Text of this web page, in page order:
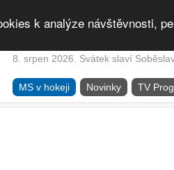
k analýze návštěvnosti,
8. srpen 2026. Svátek slaví
MS v hokeji Novinky TV